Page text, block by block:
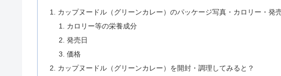
カップヌードル（グリーンカレー）のパッケージ写真・カロリー・発
カロリー等の栄養成分
発売日
価格
カップヌードル（グリーンカレー）を開封・調理してみると？